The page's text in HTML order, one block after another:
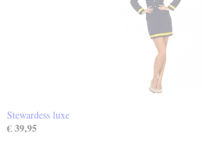
Stewardess luxe
€ 39,95